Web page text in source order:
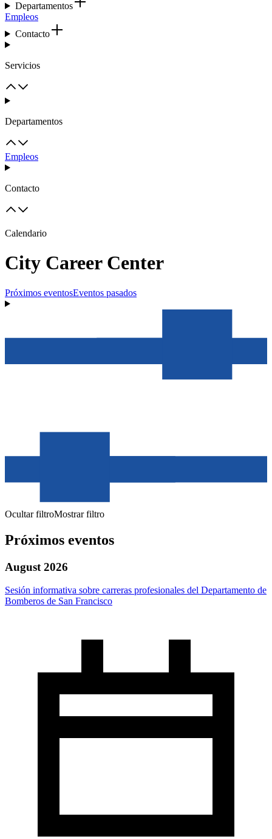
Departamentos
Empleos
Contacto
Servicios
Departamentos
Empleos
Contacto
Calendario
City Career Center
Próximos eventosEventos pasados
Ocultar filtroMostrar filtro
Próximos eventos
August 2026
Sesión informativa sobre carreras profesionales del Departamento de
Bomberos de San Francisco